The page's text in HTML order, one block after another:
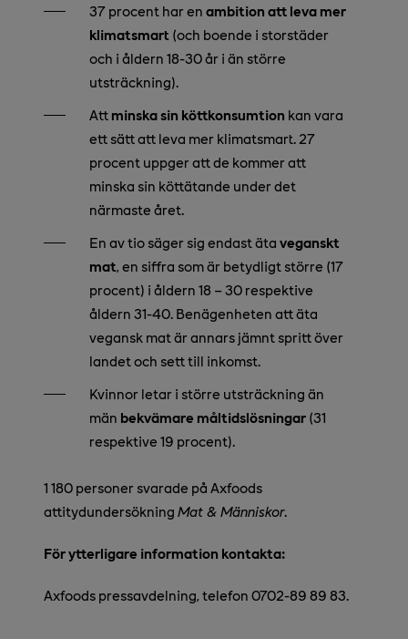
37 procent har en ambition att leva mer
klimatsmart (och boende i storstäder
och i åldern 18-30 år i än större
utsträckning).
Att minska sin köttkonsumtion kan vara
ett sätt att leva mer klimatsmart. 27
procent uppger att de kommer att
minska sin köttätande under det
närmaste året.
En av tio säger sig endast äta veganskt
mat , en siffra som är betydligt större (17
procent) i åldern 18 – 30 respektive
åldern 31-40. Benägenheten att äta
vegansk mat är annars jämnt spritt över
landet och sett till inkomst.
Kvinnor letar i större utsträckning än
män bekvämare måltidslösningar (31
respektive 19 procent).
1 180 personer svarade på Axfoods
attitydundersökning Mat & Människor.
För ytterligare information kontakta:
Axfoods pressavdelning, telefon 0702-89 89 83.